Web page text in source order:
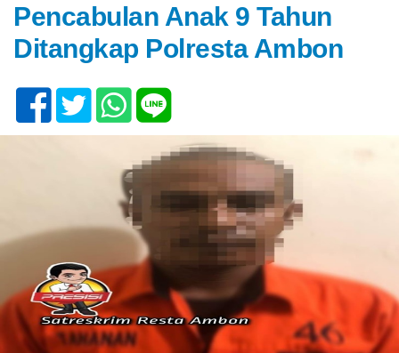
Pencabulan Anak 9 Tahun
Ditangkap Polresta Ambon